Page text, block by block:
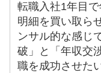
転職入社1年目
明細を買い取ら
ンサル的な感じ
破」と「年収交
職を成功させた